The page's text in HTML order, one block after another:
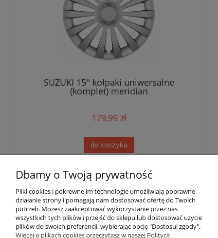
SUZUKI 15'' kołpaki uniwersalne
(komplet) meridian
179,99 zł
do koszyka
« 1 2 »
Pomoc
Dbamy o Twoją prywatność
Pliki cookies i pokrewne im technologie umożliwiają poprawne
działanie strony i pomagają nam dostosować ofertę do Twoich
potrzeb. Możesz zaakceptować wykorzystanie przez nas
wszystkich tych plików i przejść do sklepu lub dostosować użycie
plików do swoich preferencji, wybierając opcję "Dostosuj zgody".
Więcej o plikach cookies przeczytasz w naszej Polityce